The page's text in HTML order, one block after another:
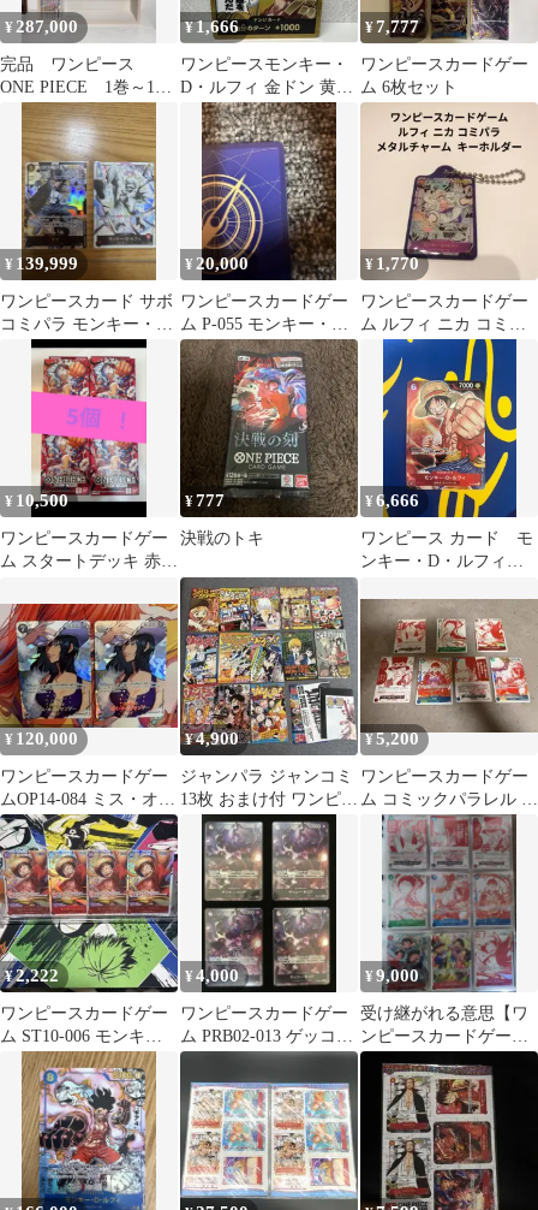
¥ 287,000
完品 ワンピース
ONE PIECE 1巻～115
巻 全巻初版 チラシ
全てあり
¥1,666
ワンピースモンキー・
D・ルフィ 金ドン 黄金
の鐘 神の島の冒険
¥7,777
ワンピースカードゲー
ム 6枚セット
¥ 139,999
ワンピースカード サボ
コミパラ モンキー・
D・ルフィ セット
¥20,000
ワンピースカードゲー
ム P-055 モンキー・
D・ルフィ パラレル プ
ロモ
¥ 1,770
ワンピースカードゲー
ム ルフィ ニカ コミパ
ラ メタルチャーム キ
ーホルダー
¥ 10,500
ワンピースカードゲー
ム スタートデッキ 赤い
個セット
¥777
決戦のトキ
¥6,666
ワンピース カード モ
ンキー・D・ルフィ p-
¥ 120,000
ワンピースカードゲー
ムOP14-084 ミス・オー
ルサンデー SP 2枚セッ
ト
¥4,900
ジャンパラ ジャンコミ
13枚 おまけ付 ワンピー
ス ハンターハンター ス
パイ
¥5,200
ワンピースカードゲー
ム コミックパラレル 7
枚セット
¥2,222
ワンピースカードゲー
ム ST10-006 モンキ
ー・D・ルフィ SR 4枚
セット
¥4,000
ワンピースカードゲー
ム PRB02-013 ゲッコ
ー・モリア パラレル
¥9,000
受け継がれる意思【ワ
ンピースカードゲー
ム】 9枚セット